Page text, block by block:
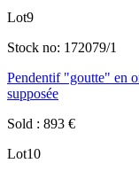
Lot9
Stock no: 172079/1
Pendentif "goutte" en
supposée
Sold : 893 €
Lot10